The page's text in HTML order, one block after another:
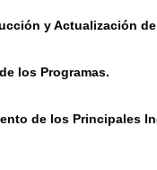
y Actualización
los Programas.
de los Principales